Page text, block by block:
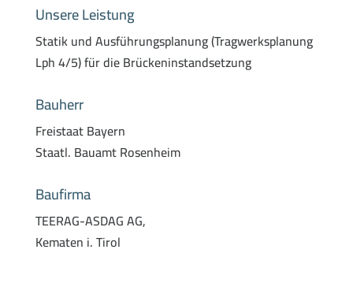
Unsere Leistung
Statik und Ausführungsplanung (Tragwerksplanung
Lph 4/5) für die Brückeninstandsetzung
Bauherr
Freistaat Bayern
Staatl. Bauamt Rosenheim
Baufirma
TEERAG-ASDAG AG,
Kematen i. Tirol